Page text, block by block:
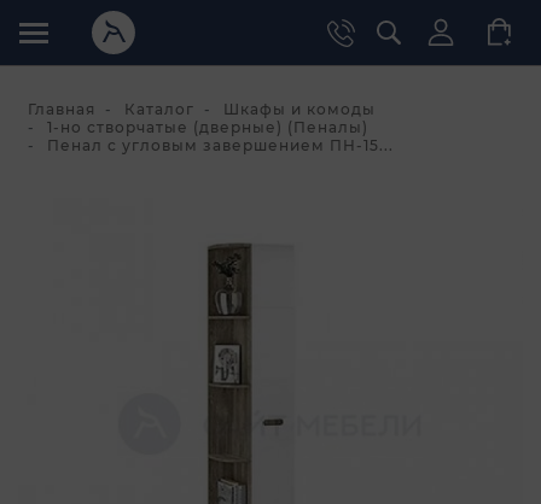
Главная Каталог
Шкафы и комоды
1-но створчатые (дверные) (Пеналы)
Пенал с угловым завершением ПН-15...